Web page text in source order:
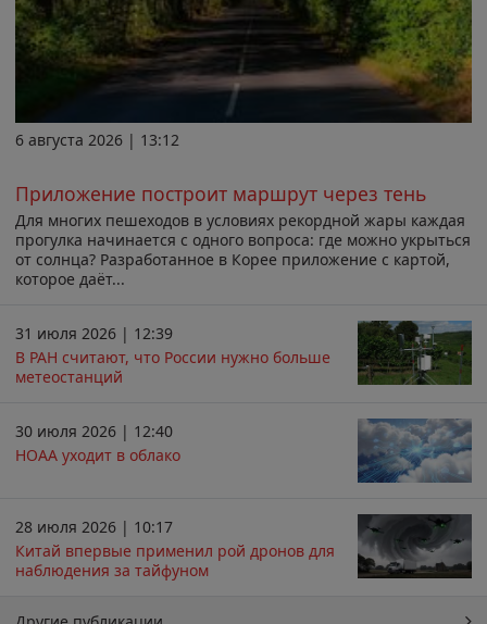
6 августа 2026 | 13:12
Приложение построит маршрут через тень
Для многих пешеходов в условиях рекордной жары каждая
прогулка начинается с одного вопроса: где можно укрыться
от солнца? Разработанное в Корее приложение с картой,
которое даёт...
31 июля 2026 | 12:39
В РАН считают, что России нужно больше
метеостанций
30 июля 2026 | 12:40
НОАА уходит в облако
28 июля 2026 | 10:17
Китай впервые применил рой дронов для
наблюдения за тайфуном